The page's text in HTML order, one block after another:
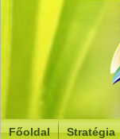
Főoldal Stratégia